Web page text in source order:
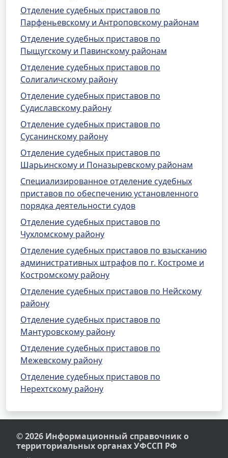
Отделение судебных приставов по
Парфеньевскому и Антроповскому районам
Отделение судебных приставов по
Пыщугскому и Павинскому районам
Отделение судебных приставов по
Солигаличскому району
Отделение судебных приставов по
Судиславскому району
Отделение судебных приставов по
Сусанинскому району
Отделение судебных приставов по
Шарьинскому и Поназыревскому районам
Специализированное отделение судебных
приставов по обеспечению установленного
порядка деятельности судов
Отделение судебных приставов по
Чухломскому району
Отделение судебных приставов по взысканию
административных штрафов по г. Костроме и
Костромскому району
Отделение судебных приставов по Нейскому
району
Отделение судебных приставов по
Мантуровскому району
Отделение судебных приставов по
Межевскому району
Отделение судебных приставов по
Нерехтскому району
© 2026 Информационный справочник о
территориальных органах УФССП РФ